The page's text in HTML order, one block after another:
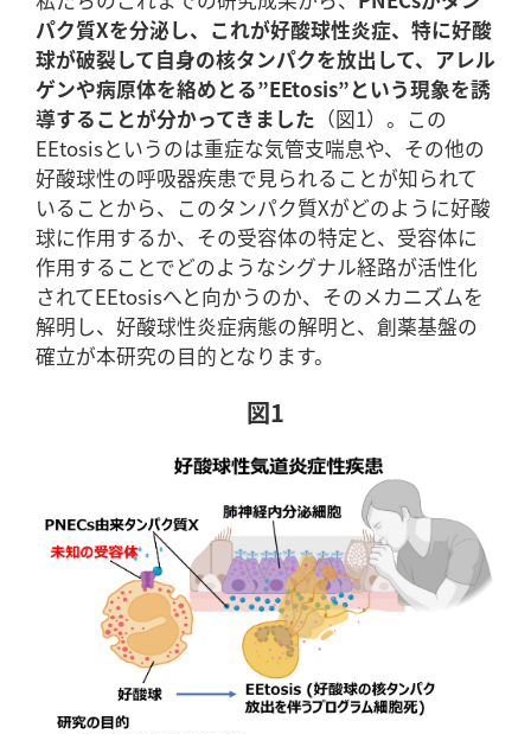
パク質Xを分泌し、これが好酸球性炎症、特に好酸
球が破裂して自身の核タンパクを放出して、アレル
ゲンや病原体を絡めとる”EEtosis”という現象を誘
導することが分かってきました （図1）。この
EEtosisというのは重症な気管支喘息や、その他の
好酸球性の呼吸器疾患で見られることが知られて
いることから、このタンパク質Xがどのように好酸
球に作用するか、その受容体の特定と、受容体に
作用することでどのようなシグナル経路が活性化
されてEEtosisへと向かうのか、そのメカニズムを
解明し、好酸球性炎症病態の解明と、創薬基盤の
確立が本研究の目的となります。
図1